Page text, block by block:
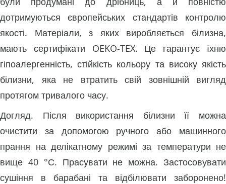
дотримуються європейських стандартів контролю
якості. Матеріали, з яких виробляється білизна,
мають сертифікати OEKO-TEX. Це гарантує їхню
гіпоалергенність, стійкість кольору та високу якість
білизни, яка не втратить свій зовнішній вигляд
протягом тривалого часу.
Догляд. Після використання білизни її можна
очистити за допомогою ручного або машинного
прання на делікатному режимі за температури не
вище 40 °С. Прасувати не можна. Застосовувати
сушіння в барабані та відбілювати заборонено!